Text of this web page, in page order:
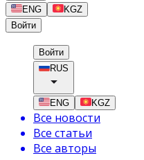
ENG
KGZ
Войти
Войти
RUS
ENG KGZ
Все новости
Все статьи
Все авторы